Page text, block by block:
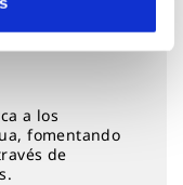
a los
fomentando
de